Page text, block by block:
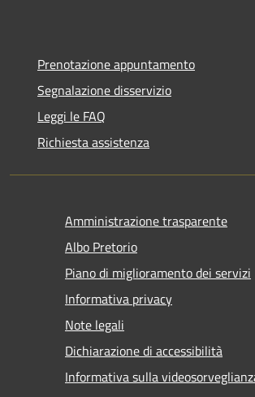
Prenotazione appuntamento
Segnalazione disservizio
Leggi le FAQ
Richiesta assistenza
Amministrazione trasparente
Albo Pretorio
Piano di miglioramento dei servizi
Informativa privacy
Note legali
Dichiarazione di accessibilità
Informativa sulla